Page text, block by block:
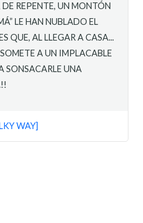
REPENTE, UN MONTÓN
LE HAN NUBLADO EL
QUE, AL LLEGAR A CASA...
A UN IMPLACABLE
SONSACARLE UNA
WAY]